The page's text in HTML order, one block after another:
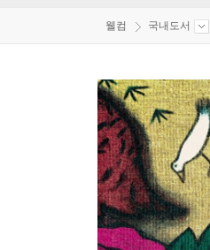
웰컴 국내도서